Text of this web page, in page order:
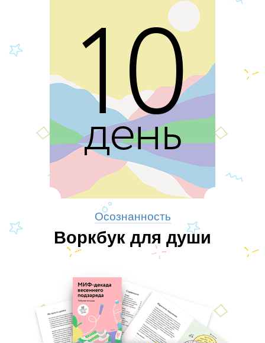
Осознанность
Воркбук для души